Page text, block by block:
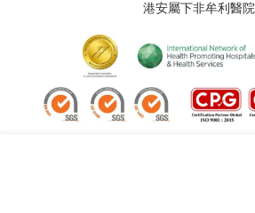
港安屬下非牟利醫院